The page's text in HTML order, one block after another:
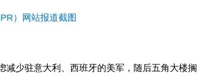
）网站报道截图
减少驻意大利、西班牙的美军，随后五角大楼搁